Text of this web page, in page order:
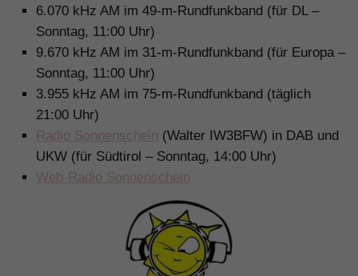
6.070 kHz AM im 49-m-Rundfunkband (für DL –
Sonntag, 11:00 Uhr)
9.670 kHz AM im 31-m-Rundfunkband (für Europa –
Sonntag, 11:00 Uhr)
3.955 kHz AM im 75-m-Rundfunkband (täglich
21:00 Uhr)
Radio Sonnenschein (Walter IW3BFW) in DAB und
UKW (für Südtirol – Sonntag, 14:00 Uhr)
Web-Radio Sonnenschein